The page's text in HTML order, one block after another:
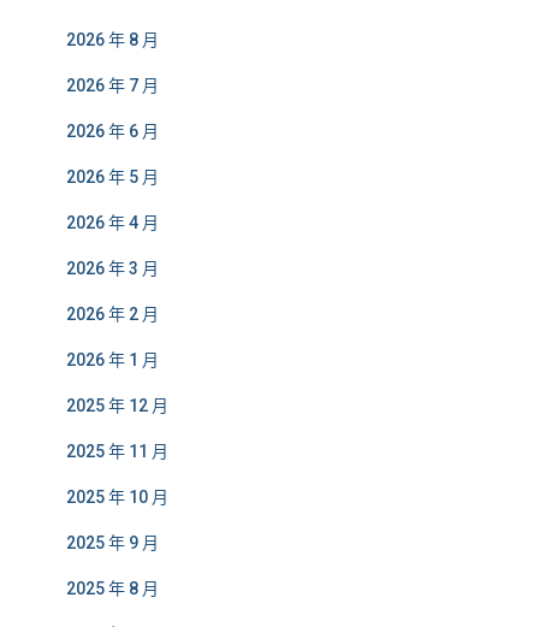
2026 年 8 月
2026 年 7 月
2026 年 6 月
2026 年 5 月
2026 年 4 月
2026 年 3 月
2026 年 2 月
2026 年 1 月
2025 年 12 月
2025 年 11 月
2025 年 10 月
2025 年 9 月
2025 年 8 月